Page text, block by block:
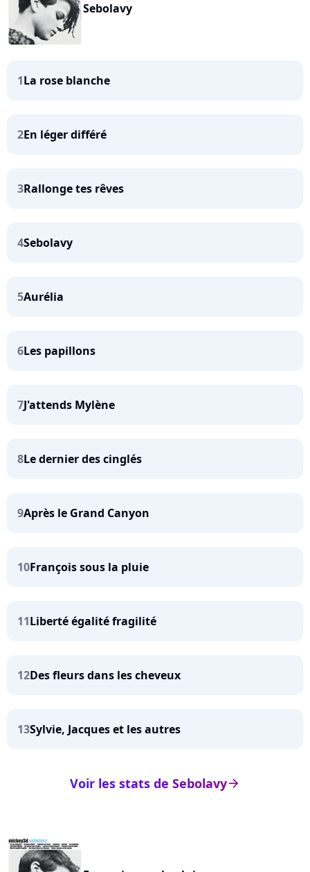
Sebolavy
1La rose blanche
2En léger différé
3Rallonge tes rêves
4Sebolavy
5Aurélia
6Les papillons
7J'attends Mylène
8Le dernier des cinglés
9Après le Grand Canyon
10François sous la pluie
11Liberté égalité fragilité
12Des fleurs dans les cheveux
13Sylvie, Jacques et les autres
arrow_right
Voir les stats de Sebolavy